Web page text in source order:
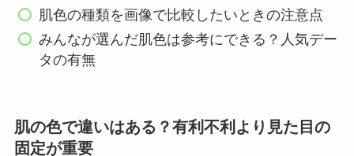
肌色の種類を画像で比較したいときの注意点
みんなが選んだ肌色は参考にできる？人気デー
タの有無
肌の色で違いはある？有利不利より見た目の
固定が重要